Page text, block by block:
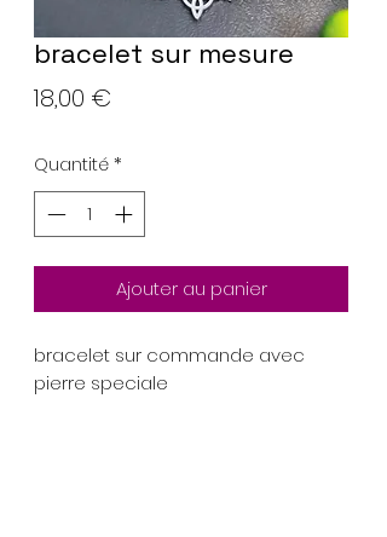
bracelet sur mesure
18,00 €
Quantité*
Ajouter au panier
bracelet sur commande avec
pierre speciale